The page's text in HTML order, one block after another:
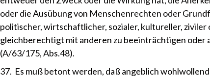
oder die Ausübung von Menschenrechten oder
politischer, wirtschaftlicher, sozialer, kultureller, ziviler
gleichberechtigt mit anderen zu beeinträchtigen oder
(A/63/175, Abs.48).
37. Es muß betont werden, daß angeblich